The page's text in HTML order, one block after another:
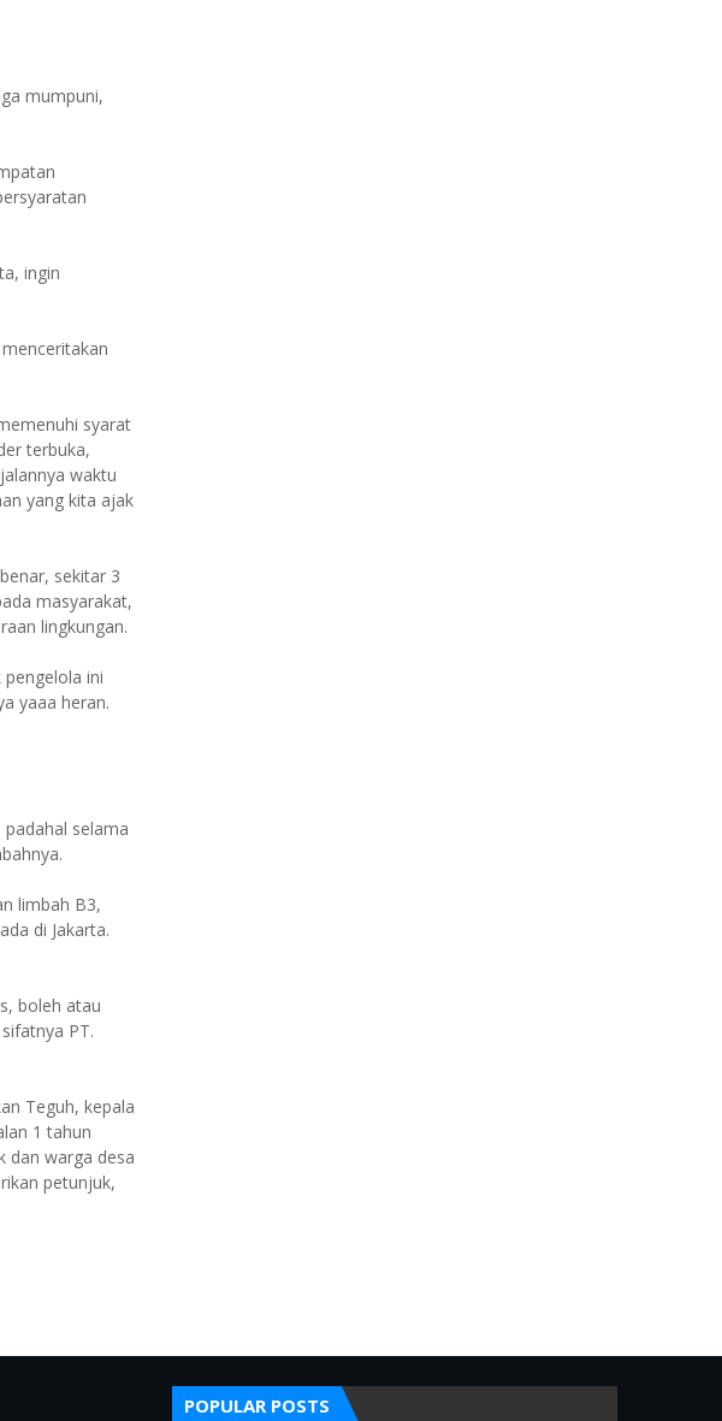
mumpuni,
ingin
syarat
terbuka,
waktu
yang kita ajak
sekitar 3
masyarakat,
lingkungan.
ini
yaaa heran.
selama
limbah B3,
di Jakarta.
boleh atau
PT.
Teguh, kepala
1 tahun
dan warga desa
petunjuk,
POPULAR POSTS